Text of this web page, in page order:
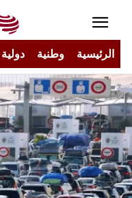
الرئيسية وطنية دولية